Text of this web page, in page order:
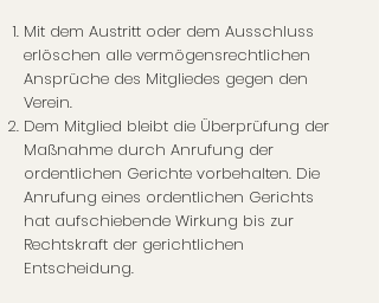
Mit dem Austritt oder dem Ausschluss
erlöschen alle vermögensrechtlichen
Ansprüche des Mitgliedes gegen den
Verein.
Dem Mitglied bleibt die Überprüfung der
Maßnahme durch Anrufung der
ordentlichen Gerichte vorbehalten. Die
Anrufung eines ordentlichen Gerichts
hat aufschiebende Wirkung bis zur
Rechtskraft der gerichtlichen
Entscheidung.